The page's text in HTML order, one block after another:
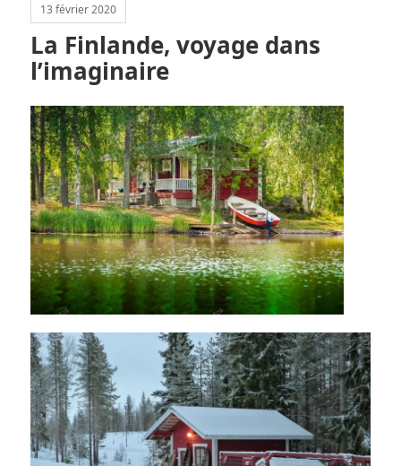
13 février 2020
La Finlande, voyage dans
l’imaginaire